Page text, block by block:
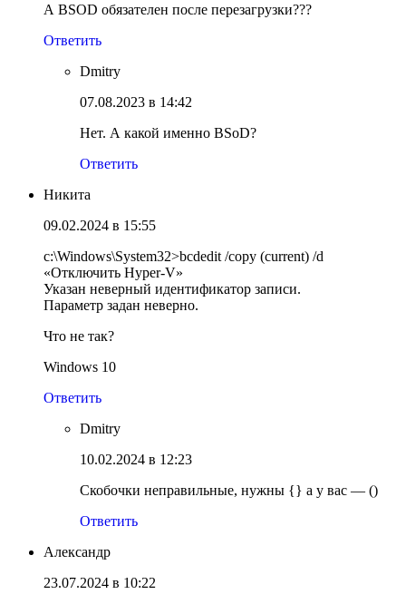
А BSOD обязателен после перезагрузки???
Ответить
Dmitry
07.08.2023 в 14:42
Нет. А какой именно BSoD?
Ответить
Никита
09.02.2024 в 15:55
c:\Windows\System32>bcdedit /copy (current) /d
«Отключить Hyper-V»
Указан неверный идентификатор записи.
Параметр задан неверно.
Что не так?
Windows 10
Ответить
Dmitry
10.02.2024 в 12:23
Скобочки неправильные, нужны {} а у вас — ()
Ответить
Александр
23.07.2024 в 10:22